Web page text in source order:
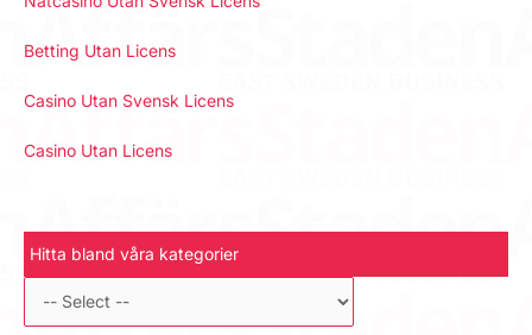
Betting Utan Licens
Casino Utan Svensk Licens
Casino Utan Licens
Hitta bland våra kategorier